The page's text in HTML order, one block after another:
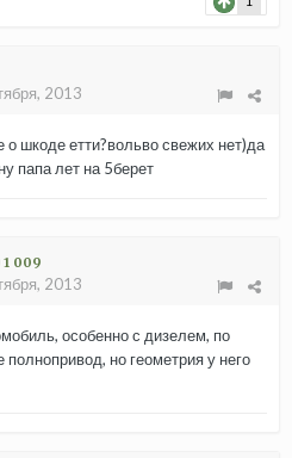
2013
о шкоде етти?вольво свежих нет)да
папа лет на 5берет
1 009
2013
особенно с дизелем, по
полнопривод, но геометрия у него